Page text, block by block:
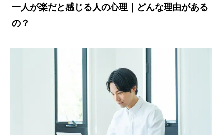
一人が楽だと感じる人の心理｜どんな理由がある
の？